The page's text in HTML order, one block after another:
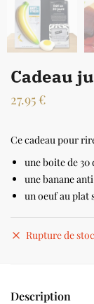
Cadeau
27.95 €
Ce cadeau pour
une boite de 30
une banane
un oeuf au plat
Rupture de
Description